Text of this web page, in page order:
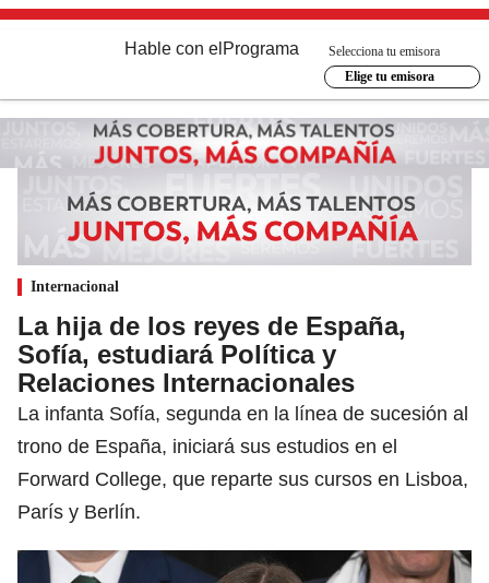
Hable con el Programa
Selecciona tu emisora
Elige tu emisora
Internacional
La hija de los reyes de España,
Sofía, estudiará Política y
Relaciones Internacionales
La infanta Sofía, segunda en la línea de sucesión al
trono de España, iniciará sus estudios en el
Forward College, que reparte sus cursos en Lisboa,
París y Berlín.